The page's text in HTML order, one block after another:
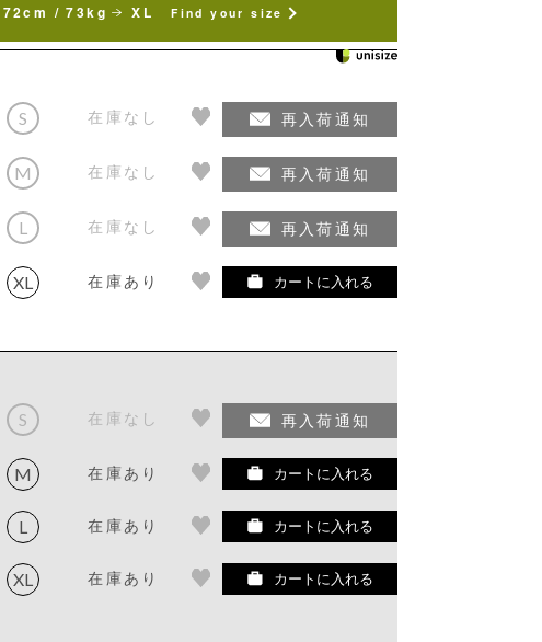
/ 73kg XL Find your size
S 在庫なし 再入荷通知
M 在庫なし 再入荷通知
L 在庫なし 再入荷通知
XL 在庫あり カートに入れる
S 在庫なし 再入荷通知
M 在庫あり カートに入れる
L 在庫あり カートに入れる
XL 在庫あり カートに入れる